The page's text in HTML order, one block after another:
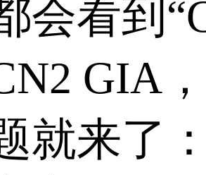
会看到
GIA
就来了